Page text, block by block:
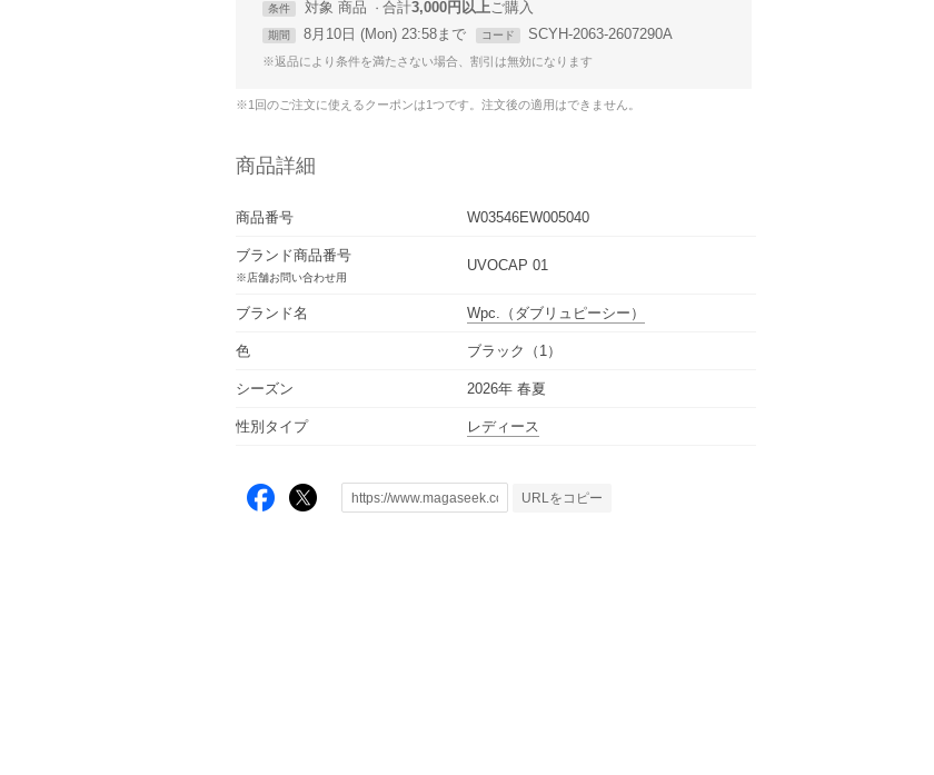
条件 対象 商品 合計3,000円以上
期間 8月10日 (Mon) 23:58まで コード SCYH-2063-2607290A
※返品により条件を満たさない場合、割引は無効になります
※1回のご注文に使えるクーポンは1つです。注文後の適用はできません。
商品詳細
商品番号 W03546EW005040
ブランド商品番号
※店舗お問い合わせ用
UVOCAP 01
ブランド名 Wpc. （ダブリュピーシー）
色 ブラック（1）
シーズン 2026年 春夏
性別タイプ レディース
URLをコピー